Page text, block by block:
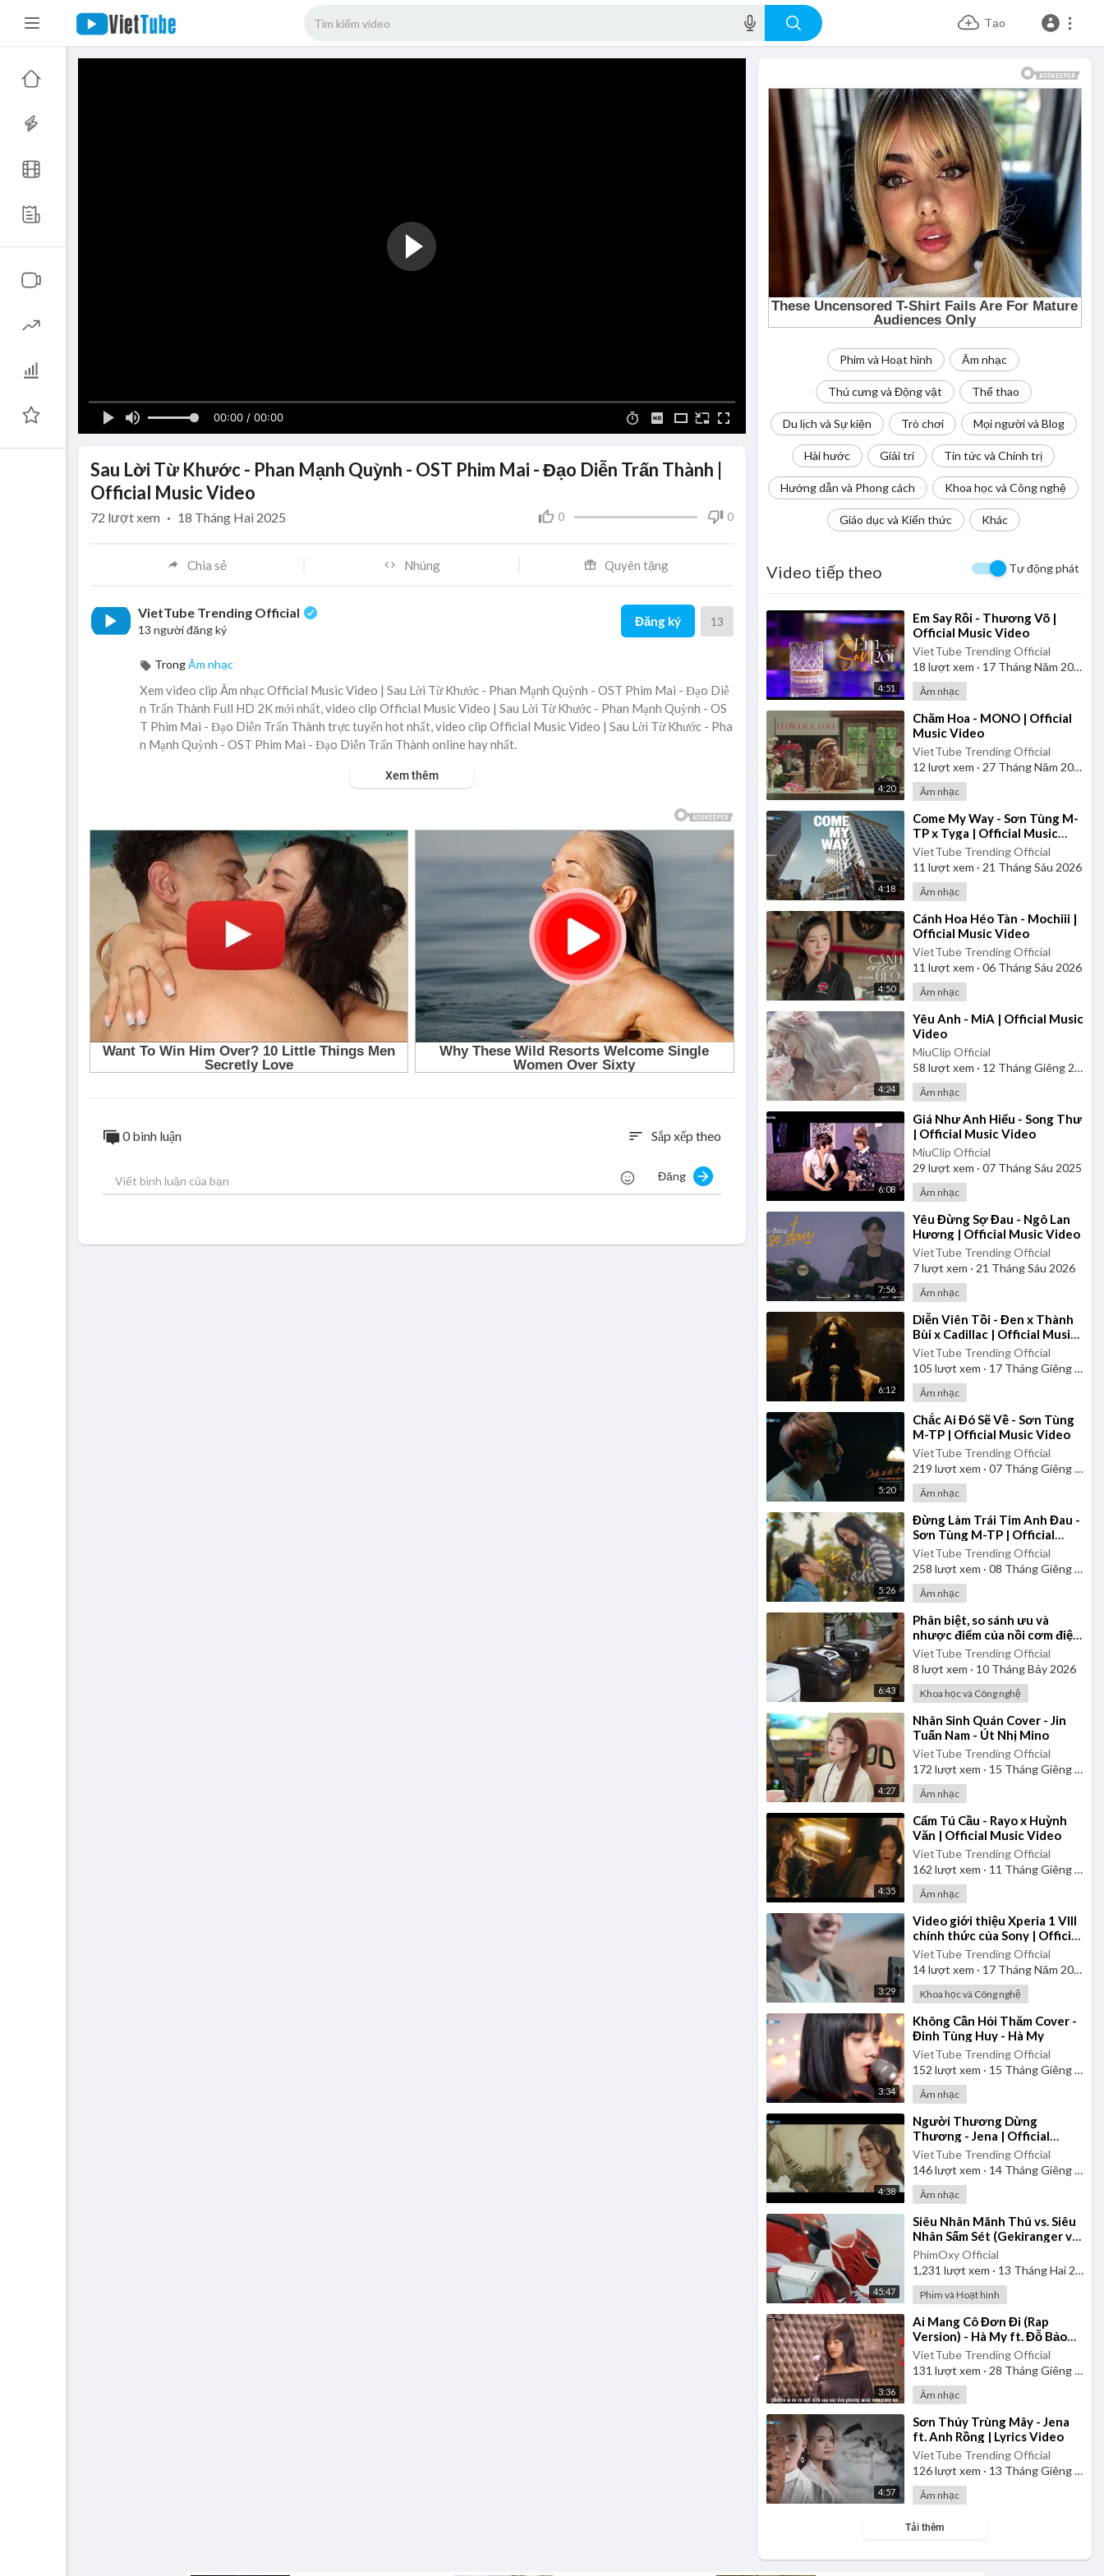
Tạo
00:00 / 00:00
Phim và Hoạt hình Âm nhạc
Thú cưng và Động vật Thể thao
Du lịch và Sự kiện Trò chơi Mọi người và Blog
Hài hước Giải trí Tin tức và Chính trị
Hướng dẫn và Phong cách Khoa học và Công nghệ
Giáo dục và Kiến thức Khác
Video tiếp theo Tự động phát
4:51
⁣Em Say Rồi - Thương Võ |
Official Music Video
VietTube Trending Official
18 lượt xem · 17 Tháng Năm 2026
Âm nhạc
4:20
⁣Chăm Hoa - MONO | Official
Music Video
VietTube Trending Official
12 lượt xem · 27 Tháng Năm 2026
Âm nhạc
4:18
⁣Come My Way - Sơn Tùng M-
TP x Tyga | Official Music
Video
VietTube Trending Official
11 lượt xem · 21 Tháng Sáu 2026
Âm nhạc
4:50
⁣Cánh Hoa Héo Tàn - Mochiii |
Official Music Video
VietTube Trending Official
11 lượt xem · 06 Tháng Sáu 2026
Âm nhạc
4:24
⁣Yêu Anh - MiA | Official Music
Video
MiuClip Official
58 lượt xem · 12 Tháng Giêng 2025
Âm nhạc
6:08
⁣Giá Như Anh Hiểu - Song Thư
| Official Music Video
MiuClip Official
29 lượt xem · 07 Tháng Sáu 2025
Âm nhạc
7:56
⁣Yêu Đừng Sợ Đau - Ngô Lan
Hương | Official Music Video
VietTube Trending Official
7lượt xem · 21 Tháng Sáu 2026
Âm nhạc
6:12
⁣Diễn Viên Tồi - Đen x Thành
Bùi x Cadillac | Official Music
Video
VietTube Trending Official
105 lượt xem · 17 Tháng Giêng 2025
Âm nhạc
5:20
⁣Chắc Ai Đó Sẽ Về - Sơn Tùng
M-TP | Official Music Video
VietTube Trending Official
219 lượt xem · 07 Tháng Giêng 2025
Âm nhạc
5:26
⁣Đừng Làm Trái Tim Anh Đau -
Sơn Tùng M-TP | Official
Music Video
VietTube Trending Official
258 lượt xem · 08 Tháng Giêng 2025
Âm nhạc
6:43
⁣Phân biệt, so sánh ưu và
nhược điểm của nồi cơm điện
cơ, điện tử, cao tần và áp suất
VietTube Trending Official
8 lượt xem · 10 Tháng Bảy 2026
Khoa học và Công nghệ
4:27
⁣Nhân Sinh Quán Cover - Jin
Tuấn Nam - Út Nhị Mino
VietTube Trending Official
172 lượt xem · 15 Tháng Giêng 2025
Âm nhạc
4:35
⁣Cẩm Tú Cầu - Rayo x Huỳnh
Văn | Official Music Video
VietTube Trending Official
162 lượt xem · 11 Tháng Giêng 2025
Âm nhạc
3:29
⁣Video giới thiệu Xperia 1 VIII
chính thức của Sony | Official
Product Video
VietTube Trending Official
14lượt xem · 17 Tháng Năm 2026
Khoa học và Công nghệ
3:34
⁣Không Cần Hỏi Thăm Cover -
Đinh Tùng Huy - Hà My
VietTube Trending Official
152 lượt xem · 15 Tháng Giêng 2025
Âm nhạc
4:38
⁣Người Thương Dừng
Thương - Jena | Official
Music Video
VietTube Trending Official
146lượt xem · 14 Tháng Giêng 2025
Âm nhạc
45:47
⁣Siêu Nhân Mãnh Thú vs. Siêu
Nhân Sấm Sét (Gekiranger vs.
Boukenger) 2008 | Vietsub
PhimOxy Official
1,231 lượt xem · 13 Tháng Hai 2025
Phim và Hoạt hình
3:36
⁣Ai Mang Cô Đơn Đi (Rap
Version) - Hà My ft. Đỗ Bảo
Lâm
VietTube Trending Official
131 lượt xem · 28 Tháng Giêng 2025
Âm nhạc
4:57
⁣Sơn Thủy Trùng Mây - Jena
ft. Anh Rồng | Lyrics Video
VietTube Trending Official
126lượt xem · 13 Tháng Giêng 2025
Âm nhạc
Tải thêm
Sau Lời Từ Khước - Phan Mạnh Quỳnh - OST Phim Mai - Đạo Diễn Trấn Thành |
Official Music Video
0 0
72 lượt xem · 18 Tháng Hai 2025
Chia sẻ Nhúng Quyên tặng
VietTube Trending Official
13 người đăng ký
Đăng ký 13
TrongÂm nhạc
Xem video clip Âm nhạc Official Music Video | Sau Lời Từ Khước - Phan Mạnh Quỳnh - OST Phim Mai - Đạo Diễ
n Trấn Thành Full HD 2K mới nhất, video clip Official Music Video | Sau Lời Từ Khước - Phan Mạnh Quỳnh - OS
T Phim Mai - Đạo Diễn Trấn Thành trực tuyến hot nhất, video clip Official Music Video | Sau Lời Từ Khước - Pha
n Mạnh Quỳnh - OST Phim Mai - Đạo Diễn Trấn Thành online hay nhất.
Xem thêm
0 bình luận sort Sắp xếp theo
Đăng